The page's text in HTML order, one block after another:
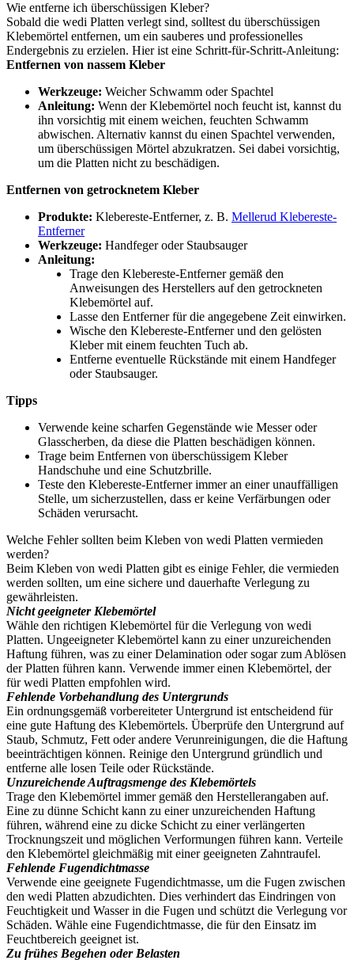
Wie entferne ich überschüssigen Kleber?
Sobald die wedi Platten verlegt sind, solltest du überschüssigen
Klebemörtel entfernen, um ein sauberes und professionelles
Endergebnis zu erzielen. Hier ist eine Schritt-für-Schritt-Anleitung:
Entfernen von nassem Kleber
Werkzeuge: Weicher Schwamm oder Spachtel
Anleitung: Wenn der Klebemörtel noch feucht ist, kannst du
ihn vorsichtig mit einem weichen, feuchten Schwamm
abwischen. Alternativ kannst du einen Spachtel verwenden,
um überschüssigen Mörtel abzukratzen. Sei dabei vorsichtig,
um die Platten nicht zu beschädigen.
Entfernen von getrocknetem Kleber
Produkte: Klebereste-Entferner, z. B. Mellerud Klebereste-
Entferner
Werkzeuge: Handfeger oder Staubsauger
Anleitung:
Trage den Klebereste-Entferner gemäß den
Anweisungen des Herstellers auf den getrockneten
Klebemörtel auf.
Lasse den Entferner für die angegebene Zeit einwirken.
Wische den Klebereste-Entferner und den gelösten
Kleber mit einem feuchten Tuch ab.
Entferne eventuelle Rückstände mit einem Handfeger
oder Staubsauger.
Tipps
Verwende keine scharfen Gegenstände wie Messer oder
Glasscherben, da diese die Platten beschädigen können.
Trage beim Entfernen von überschüssigem Kleber
Handschuhe und eine Schutzbrille.
Teste den Klebereste-Entferner immer an einer unauffälligen
Stelle, um sicherzustellen, dass er keine Verfärbungen oder
Schäden verursacht.
Welche Fehler sollten beim Kleben von wedi Platten vermieden
werden?
Beim Kleben von wedi Platten gibt es einige Fehler, die vermieden
werden sollten, um eine sichere und dauerhafte Verlegung zu
gewährleisten.
Nicht geeigneter Klebemörtel
Wähle den richtigen Klebemörtel für die Verlegung von wedi
Platten. Ungeeigneter Klebemörtel kann zu einer unzureichenden
Haftung führen, was zu einer Delamination oder sogar zum Ablösen
der Platten führen kann. Verwende immer einen Klebemörtel, der
für wedi Platten empfohlen wird.
Fehlende Vorbehandlung des Untergrunds
Ein ordnungsgemäß vorbereiteter Untergrund ist entscheidend für
eine gute Haftung des Klebemörtels. Überprüfe den Untergrund auf
Staub, Schmutz, Fett oder andere Verunreinigungen, die die Haftung
beeinträchtigen können. Reinige den Untergrund gründlich und
entferne alle losen Teile oder Rückstände.
Unzureichende Auftragsmenge des Klebemörtels
Trage den Klebemörtel immer gemäß den Herstellerangaben auf.
Eine zu dünne Schicht kann zu einer unzureichenden Haftung
führen, während eine zu dicke Schicht zu einer verlängerten
Trocknungszeit und möglichen Verformungen führen kann. Verteile
den Klebemörtel gleichmäßig mit einer geeigneten Zahntraufel.
Fehlende Fugendichtmasse
Verwende eine geeignete Fugendichtmasse, um die Fugen zwischen
den wedi Platten abzudichten. Dies verhindert das Eindringen von
Feuchtigkeit und Wasser in die Fugen und schützt die Verlegung vor
Schäden. Wähle eine Fugendichtmasse, die für den Einsatz im
Feuchtbereich geeignet ist.
Zu frühes Begehen oder Belasten